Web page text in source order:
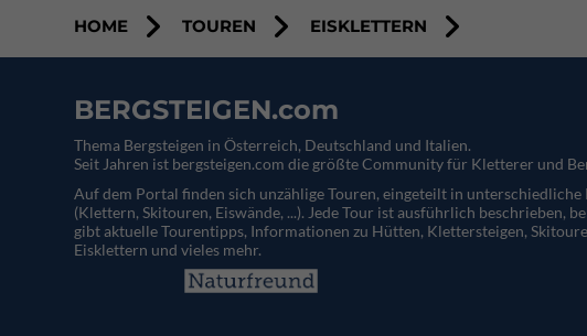
HOME TOUREN EISKLETTERN
BERGSTEIGEN.com
Thema Bergsteigen in Österreich, Deutschland und Italien.
Seit Jahren ist bergsteigen.com die größte Community für Kletterer und
Auf dem Portal finden sich unzählige Touren, eingeteilt in unterschiedliche
(Klettern, Skitouren, Eiswände, ...). Jede Tour ist ausführlich beschrieben,
gibt aktuelle Tourentipps, Informationen zu Hütten, Klettersteigen,
Eisklettern und vieles mehr.